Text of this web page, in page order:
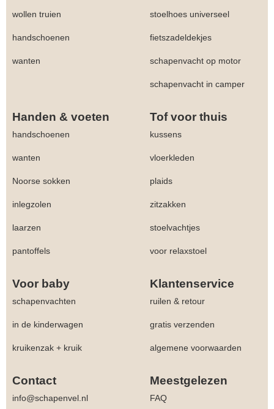
wollen truien stoelhoes universeel
handschoenen fietszadeldekjes
wanten schapenvacht op motor
schapenvacht in camper
Handen & voeten Tof voor thuis
handschoenen kussens
wanten vloerkleden
Noorse sokken plaids
inlegzolen zitzakken
laarzen stoelvachtjes
pantoffels voor relaxstoel
Voor baby Klantenservice
schapenvachten ruilen & retour
in de kinderwagen gratis verzenden
kruikenzak + kruik algemene voorwaarden
Contact Meestgelezen
info@schapenvel.nl FAQ